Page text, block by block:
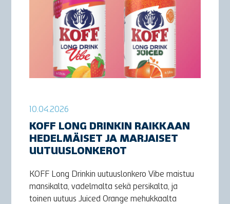
10.04.2026
KOFF LONG DRINKIN RAIKKAAN
HEDELMÄISET JA MARJAISET
UUTUUSLONKEROT
KOFF Long Drinkin uutuuslonkero Vibe maistuu
mansikalta, vadelmalta sekä persikalta, ja
toinen uutuus Juiced Orange mehukkaalta